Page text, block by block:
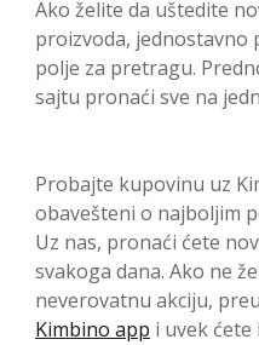
Ako želite da uštedite
proizvoda,
polje za pretragu.
sajtu pronaći sve na
Probajte kupovinu uz
obavešteni o najboljim
Uz nas, pronaći ćete
svakoga dana. Ako ne
neverovatnu akciju,
Kimbino app i uvek